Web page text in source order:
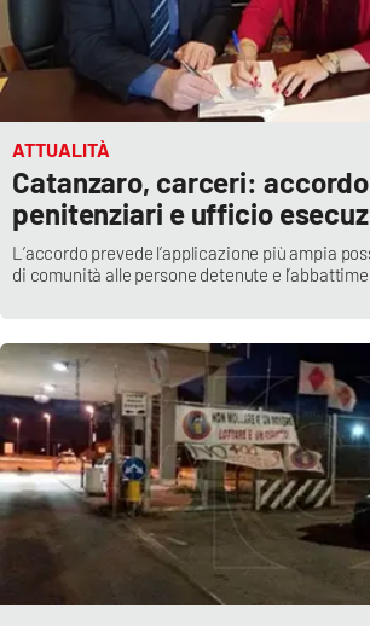
ATTUALITÀ
Catanzaro, carceri:
penitenziari e ufficio
L’accordo prevede l’applicazione più ampia
di comunità alle persone detenute e